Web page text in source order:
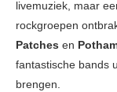
livemuziek, maar
rockgroepen
Patches en
fantastische bands
brengen.